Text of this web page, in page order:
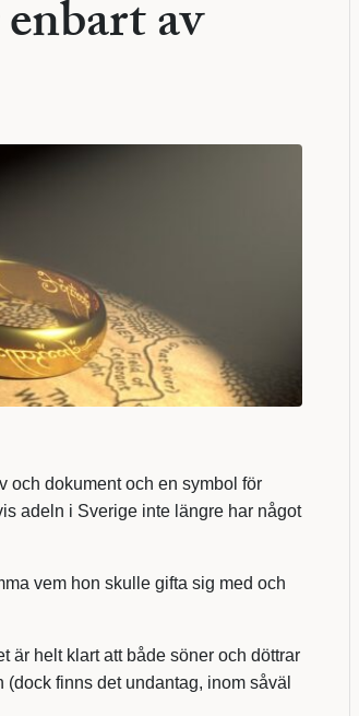
av
och dokument och en symbol för
adeln i Sverige inte längre har något
vem hon skulle gifta sig med och
är helt klart att både söner och döttrar
finns det undantag, inom såväl